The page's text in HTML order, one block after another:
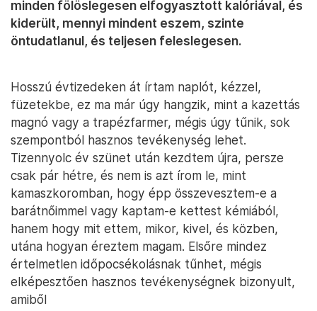
minden fölöslegesen elfogyasztott kalóriával, és
kiderült, mennyi mindent eszem, szinte
öntudatlanul, és teljesen feleslegesen.
Hosszú évtizedeken át írtam naplót, kézzel,
füzetekbe, ez ma már úgy hangzik, mint a kazettás
magnó vagy a trapézfarmer, mégis úgy tűnik, sok
szempontból hasznos tevékenység lehet.
Tizennyolc év szünet után kezdtem újra, persze
csak pár hétre, és nem is azt írom le, mint
kamaszkoromban, hogy épp összevesztem-e a
barátnőimmel vagy kaptam-e kettest kémiából,
hanem hogy mit ettem, mikor, kivel, és közben,
utána hogyan éreztem magam. Elsőre mindez
értelmetlen időpocsékolásnak tűnhet, mégis
elképesztően hasznos tevékenységnek bizonyult,
amiből